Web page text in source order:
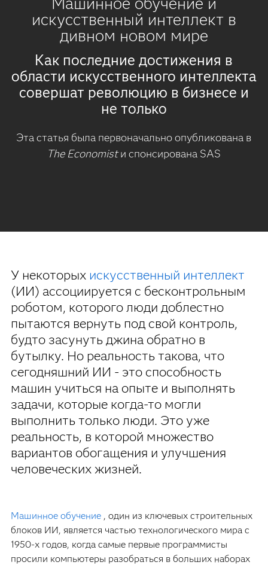
искусственный интеллект в
дивном новом мире
Как последние достижения в
области искусственного интеллекта
совершат революцию в бизнесе и
не только
Эта статья была первоначально опубликована в
The Economistи спонсирована SAS
У некоторых искусственный интеллект
(ИИ) ассоциируется с бесконтрольным
роботом, которого люди доблестно
пытаются вернуть под свой контроль,
будто засунуть джина обратно в
бутылку. Но реальность такова, что
сегодняшний ИИ - это способность
машин учиться на опыте и выполнять
задачи, которые когда-то могли
выполнить только люди. Это уже
реальность, в которой множество
вариантов обогащения и улучшения
человеческих жизней.
Машинное обучение , один из ключевых строительных
блоков ИИ, является частью технологического мира с
1950-х годов, когда самые первые программисты
просили компьютеры разобраться в больших наборах